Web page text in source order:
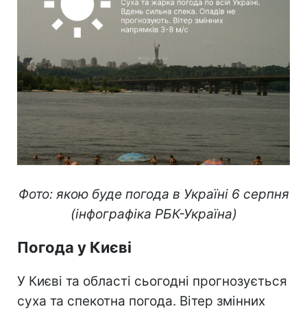
Фото: якою буде погода в Україні 6 серпня
(інфографіка РБК-Україна)
Погода у Києві
У Києві та області сьогодні прогнозується
суха та спекотна погода. Вітер змінних